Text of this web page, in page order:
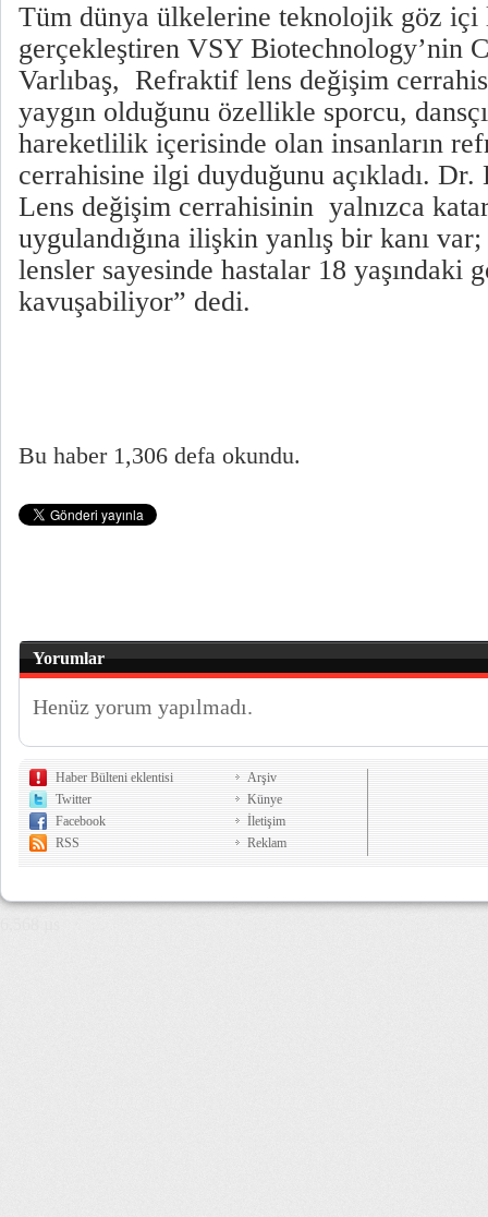
Tüm dünya ülkelerine teknolojik göz içi
gerçekleştiren VSY Biotechnology’nin
Varlıbaş, Refraktif lens değişim
yaygın olduğunu özellikle sporcu,
hareketlilik içerisinde olan insanların
cerrahisine ilgi duyduğunu açıkladı. Dr.
Lens değişim cerrahisinin yalnızca
uygulandığına ilişkin yanlış bir kanı
lensler sayesinde hastalar 18 yaşındaki
kavuşabiliyor” dedi.
Bu haber 1,306 defa okundu.
Yorumlar
Henüz yorum yapılmadı.
Haber Bülteni eklentisi
Twitter
Facebook
RSS
Arşiv
Künye
İletişim
Reklam